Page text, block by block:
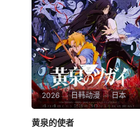
2026 日韩动漫 日本
黄泉的使者
黄泉的使者